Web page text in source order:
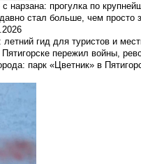
нарзана: прогулка по
стал больше, чем просто
гид для туристов и
Пятигорске пережил войны,
парк «Цветник» в